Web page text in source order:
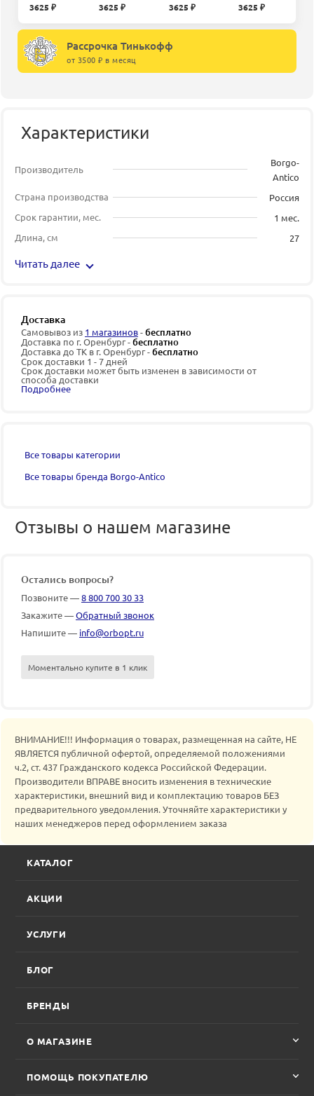
3625 ₽ 3625 ₽ 3625 ₽ 3625 ₽
Рассрочка Тинькофф
от 3500 ₽ в месяц
Характеристики
Производитель
Borgo-
Antico
Страна производства
Россия
Срок гарантии, мес.
1 мес.
Длина, см
27
Читать далее
Доставка
Самовывоз из 1 магазинов-бесплатно
Доставка по г. Оренбург -бесплатно
Доставка до ТК в г. Оренбург -бесплатно
Срок доставки 1 - 7 дней
Срок доставки может быть изменен в зависимости от
способа доставки
Подробнее
Все товары категории
Все товары бренда Borgo-Antico
Отзывы о нашем магазине
Остались вопросы?
Позвоните —8 800 700 30 33
Закажите —Обратный звонок
Напишите — info@orbopt.ru
Моментально купите в 1 клик
ВНИМАНИЕ!!! Информация о товарах, размещенная на сайте, НЕ
ЯВЛЯЕТСЯ публичной офертой, определяемой положениями
ч.2, ст. 437 Гражданского кодекса Российской Федерации.
Производители ВПРАВЕ вносить изменения в технические
характеристики, внешний вид и комплектацию товаров БЕЗ
предварительного уведомления. Уточняйте характеристики у
наших менеджеров перед оформлением заказа
КАТАЛОГ
АКЦИИ
УСЛУГИ
БЛОГ
БРЕНДЫ
О МАГАЗИНЕ
ПОМОЩЬ ПОКУПАТЕЛЮ